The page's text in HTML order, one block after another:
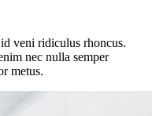
veni ridiculus rhoncus.
nec nulla semper
metus.